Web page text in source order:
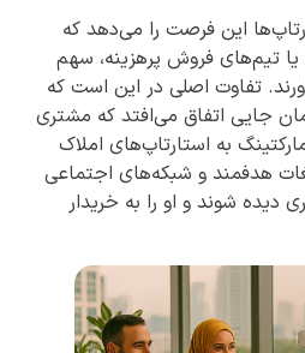
این فرصت را می‌دهد که
یا تیم‌های فروش پرهزینه، سهم
تفاوت اصلی در این است که
جایی اتفاق می‌افتد که مشتری
به استارتاپ‌های املاک
هدفمند و شبکه‌های اجتماعی
شوند و او را به خریدار